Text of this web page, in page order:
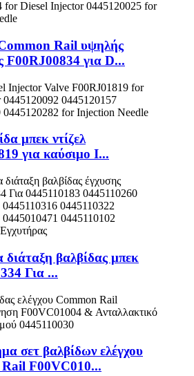
Rail υψηλής
F00RJ00834 για D...
μπεκ ντίζελ
για καύσιμο I...
βαλβίδας μπεκ
Για ...
σετ βαλβίδων ελέγχου
F00VC010...